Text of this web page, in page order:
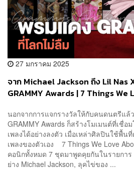
27 มกราคม 2025
จาก Michael Jackson ถึง Lil Nas
GRAMMY Awards | 7 Things We
นอกจากการแจกรางวัลให้กับคนดนตรีแ
GRAMMY Awards ก็สร้างโมเมนต์ที่เชื่อ
เพลงได้อย่างลงตัว เมื่อเหล่าศิลปินใช้พื้น
เพลงของตัวเอง 7 Things We Love
คอนิกทั้งหมด 7 ชุดมาพูดคุยกันในรายกา
ย่าง Michael Jackson, ลุคไข่ของ ...